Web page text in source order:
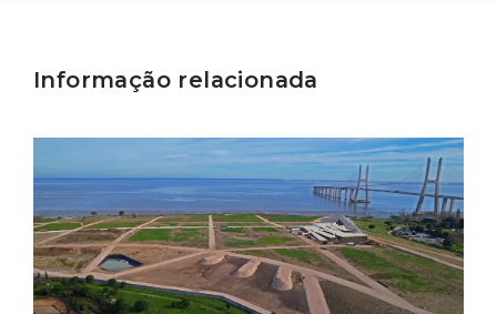
Informação relacionada